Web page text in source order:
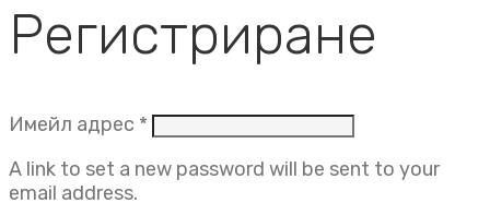
Регистриране
Имейл адрес * Задължително
A link to set a new password will be sent to your
email address.